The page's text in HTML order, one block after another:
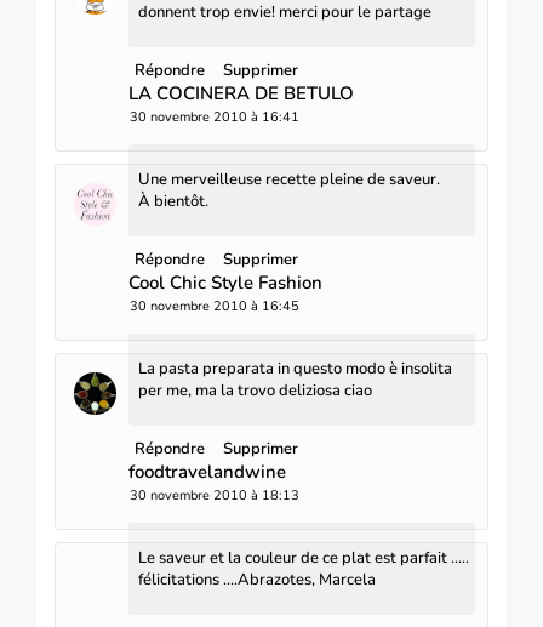
donnent trop envie! merci pour le partage
Répondre Supprimer
LA COCINERA DE BETULO
30 novembre 2010 à 16:41
Une merveilleuse recette pleine de saveur.
À bientôt.
Répondre Supprimer
Cool Chic Style Fashion
30 novembre 2010 à 16:45
La pasta preparata in questo modo è insolita
per me, ma la trovo deliziosa ciao
Répondre Supprimer
foodtravelandwine
30 novembre 2010 à 18:13
Le saveur et la couleur de ce plat est parfait .....
félicitations ....Abrazotes, Marcela